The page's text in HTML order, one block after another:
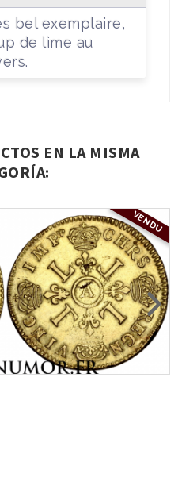
bel exemplaire,
de lime au
EN LA MISMA
VENDU